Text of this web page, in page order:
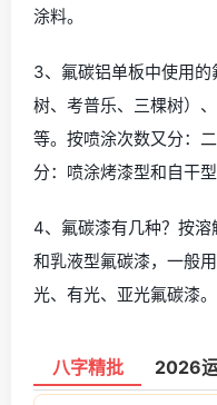
涂料。
3、氟碳铝单板中使用
树、考普乐、三棵树）
等。按喷涂次数又分：
分：喷涂烤漆型和自干型
4、氟碳漆有几种？按
和乳液型氟碳漆，一般
光、有光、亚光氟碳漆。
八字精批 2026